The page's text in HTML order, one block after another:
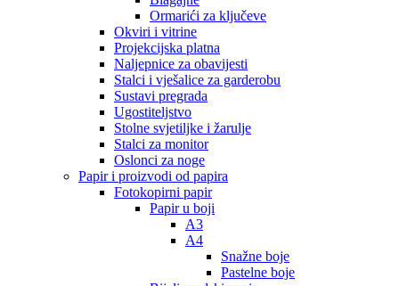
Ormarići za ključeve
Okviri i vitrine
Projekcijska platna
Naljepnice za obavijesti
Stalci i vješalice za garderobu
Sustavi pregrada
Ugostiteljstvo
Stolne svjetiljke i žarulje
Stalci za monitor
Oslonci za noge
Papir i proizvodi od papira
Fotokopirni papir
Papir u boji
A3
A4
Snažne boje
Pastelne boje